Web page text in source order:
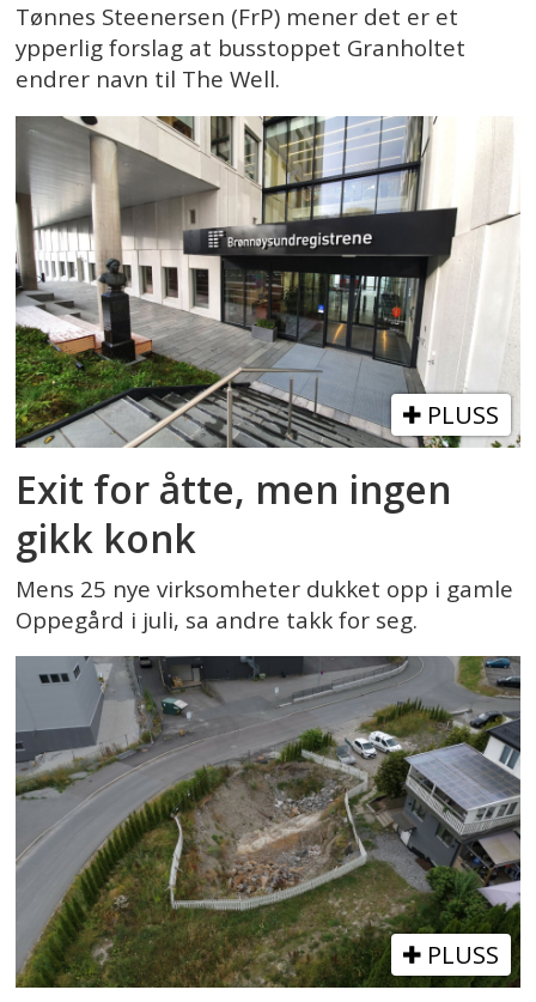
Tønnes Steenersen (FrP) mener det er et
ypperlig forslag at busstoppet Granholtet
endrer navn til The Well.
PLUSS
Exit for åtte, men ingen
gikk konk
Mens 25 nye virksomheter dukket opp i gamle
Oppegård i juli, sa andre takk for seg.
PLUSS